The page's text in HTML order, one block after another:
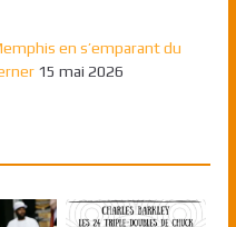
en s’emparant du
15 mai 2026